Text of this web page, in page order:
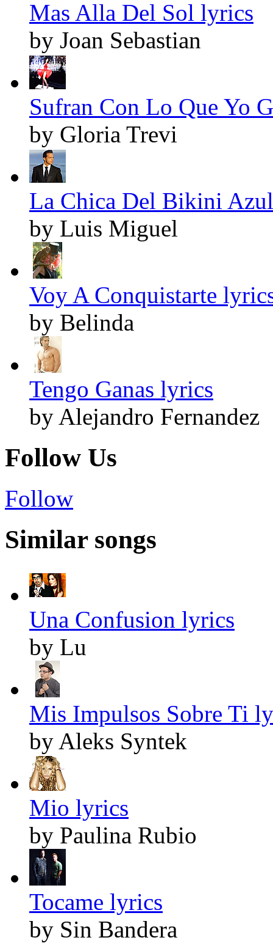
Mas Alla Del Sol lyrics
by Joan Sebastian
Sufran Con Lo Que Yo
by Gloria Trevi
La Chica Del Bikini
by Luis Miguel
Voy A Conquistarte
by Belinda
Tengo Ganas lyrics
by Alejandro Fernandez
Follow Us
Follow
Similar songs
Una Confusion lyrics
by Lu
Mis Impulsos Sobre Ti
by Aleks Syntek
Mio lyrics
by Paulina Rubio
Tocame lyrics
by Sin Bandera